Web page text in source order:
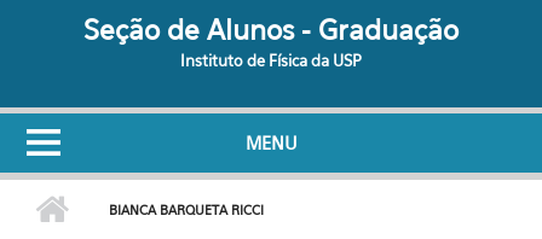
Seção de Alunos - Graduação
Instituto de Física da USP
MENU
BIANCA BARQUETA RICCI